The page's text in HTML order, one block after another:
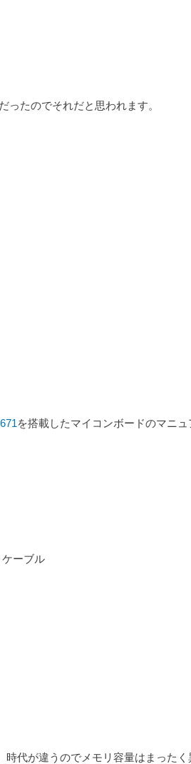
たのでそれだと思われます。
を搭載したマイコンボードのマニュ
ケーブル
代が違うのでメモリ容量はまったく